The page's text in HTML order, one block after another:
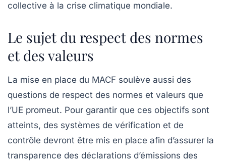
collective à la crise climatique mondiale.
Le sujet du respect des normes
et des valeurs
La mise en place du MACF soulève aussi des
questions de respect des normes et valeurs que
l’UE promeut. Pour garantir que ces objectifs sont
atteints, des systèmes de vérification et de
contrôle devront être mis en place afin d’assurer la
transparence des déclarations d’émissions des